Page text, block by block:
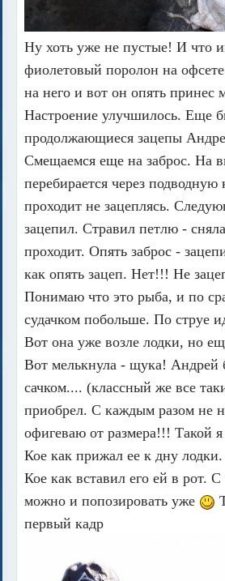
Ну хоть уже не пустые! И что
фиолетовый поролон на
на него и вот он опять принес
Настроение улучшилось. Еще
продолжающиеся зацепы
Смещаемся еще на заброс. На
перебирается через подводную
проходит не зацеплясь.
зацепил. Стравил петлю -
проходит. Опять заброс -
как опять зацеп. Нет!!! Не
Понимаю что это рыба, и по
судачком побольше. По струе
Вот она уже возле лодки, но
Вот мелькнула - щука! Андрей
сачком.... (классный же все
приобрел. С каждым разом не
офигеваю от размера!!! Такой
Кое как прижал ее к дну
Кое как вставил его ей в рот.
можно и попозировать уже
первый кадр